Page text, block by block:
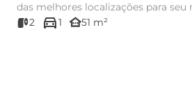
das melhores localizações para seu
03 ambi...
2 directions_car1 other_houses51 m²